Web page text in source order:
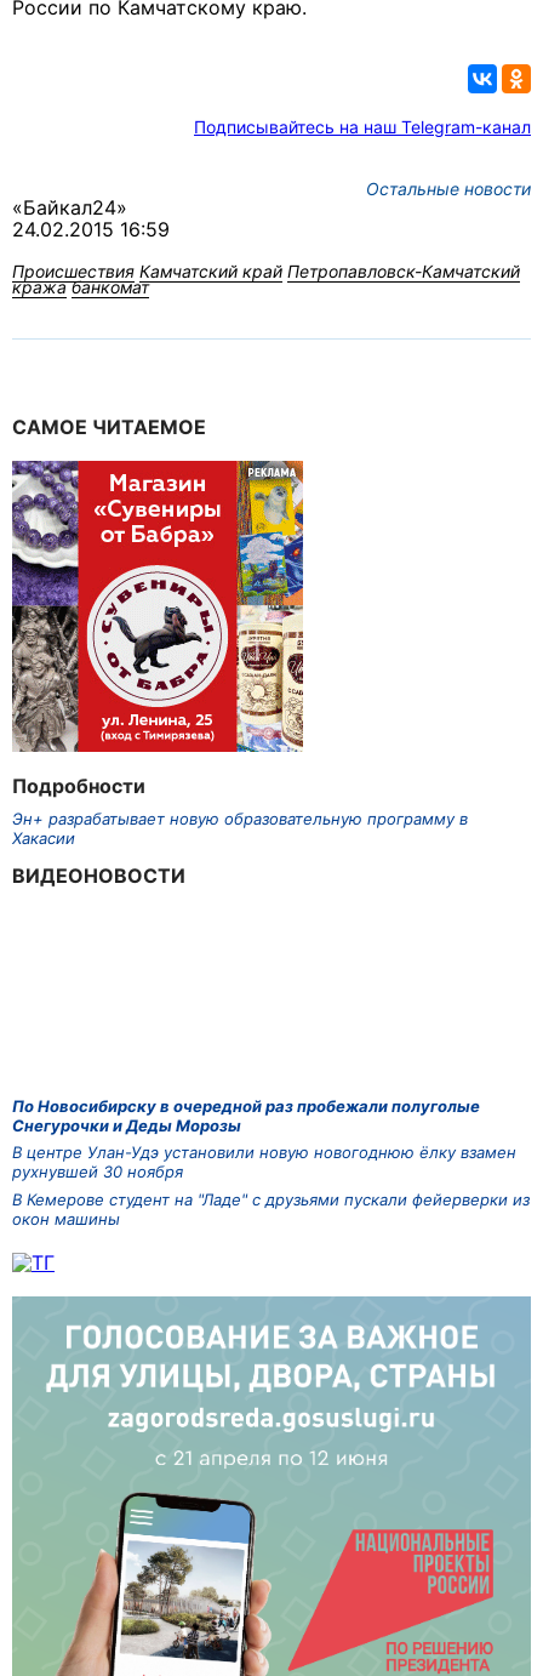
России по Камчатскому краю.
Подписывайтесь на наш Telegram-канал
Остальные новости
«Байкал24»
24.02.2015 16:59
Происшествия Камчатский край Петропавловск-Камчатский
кража банкомат
САМОЕ ЧИТАЕМОЕ
Подробности
Эн+ разрабатывает новую образовательную программу в
Хакасии
ВИДЕОНОВОСТИ
По Новосибирску в очередной раз пробежали полуголые
Снегурочки и Деды Морозы
В центре Улан-Удэ установили новую новогоднюю ёлку взамен
рухнувшей 30 ноября
В Кемерове студент на "Ладе" с друзьями пускали фейерверки из
окон машины